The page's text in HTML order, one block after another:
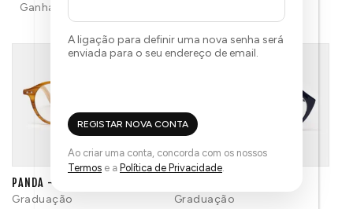
Ganha até 30 Pontos.
PANDA – TIAN BAO
Graduação
Graduação
A ligação para definir uma nova senha será
enviada para o seu endereço de email.
REGISTAR NOVA CONTA
Ao criar uma conta, concorda com os nossos
Termos e a Política de Privacidade